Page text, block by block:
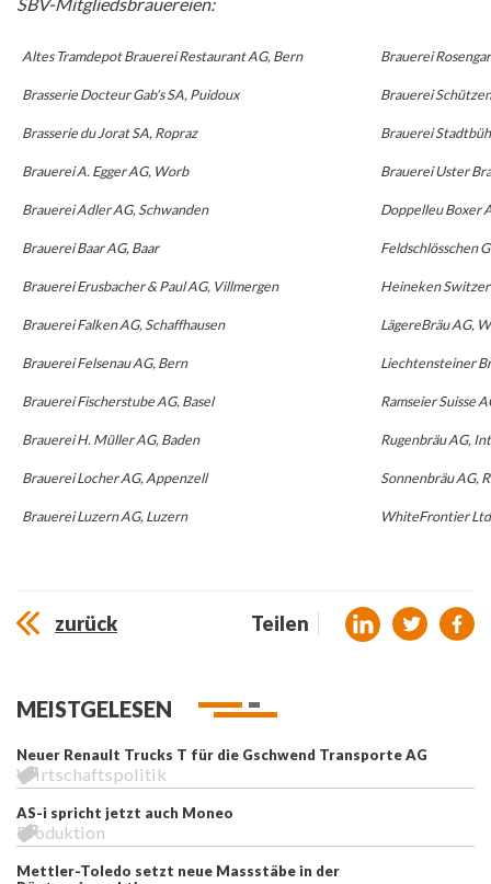
Altes Tramdepot Brauerei Restaurant AG, Bern
Brasserie Docteur Gab's SA, Puidoux
Brasserie du Jorat SA, Ropraz
Brauerei A. Egger AG, Worb
Brauerei Adler AG, Schwanden
Brauerei Baar AG, Baar
Brauerei Erusbacher & Paul AG, Villmergen
Brauerei Falken AG, Schaffhausen
Brauerei Felsenau AG, Bern
Brauerei Fischerstube AG, Basel
Brauerei H. Müller AG, Baden
Brauerei Locher AG, Appenzell
Brauerei Luzern AG, Luzern
Brauerei
Brauerei
Brauerei
Brauerei Uster
Doppelleu Boxer
Feldschlösschen
Heineken
LägereBräu AG,
Liechtensteiner
Ramseier Suisse
Rugenbräu AG,
Sonnenbräu AG,
WhiteFrontier
zurück Teilen
MEISTGELESEN
Neuer Renault Trucks T für die Gschwend Transporte AG
Wirtschaftspolitik
AS-i spricht jetzt auch Moneo
Produktion
Mettler-Toledo setzt neue Massstäbe in der